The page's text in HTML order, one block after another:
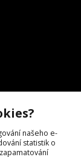
našeho e-
statistik o